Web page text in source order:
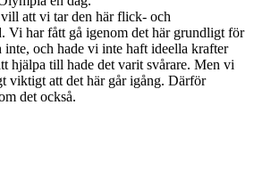
att vi tar den här flick- och
Vi har fått gå igenom det här grundligt för
inte, och hade vi inte haft ideella krafter
hjälpa till hade det varit svårare. Men vi
viktigt att det här går igång. Därför
det också.